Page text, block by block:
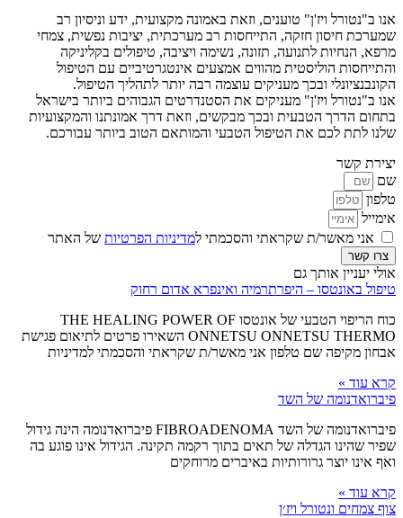
אנו ב"נטורל ויז'ן" טוענים, וזאת באמונה מקצועית, ידע וניסיון רב
שמערכת חיסון חזקה, התייחסות רב מערכתית, יציבות נפשית, צמחי
מרפא, הנחיות לתנועה, תזונה, נשימה ויציבה, טיפולים בקליניקה
והתייחסות הוליסטית מהווים אמצעים אינטגרטיביים עם הטיפול
הקונבנציונלי ובכך מעניקים עוצמה רבה יותר לתהליך הטיפול.
אנו ב"נטורל ויז'ן" מעניקים את הסטנדרטים הגבוהים ביותר בישראל
בתחום הדרך הטבעית ובכך מבקשים, וזאת דרך אמונתנו והמקצועיות
שלנו לתת לכם את הטיפול הטבעי והמותאם הטוב ביותר עבורכם.
יצירת קשר
שם
טלפון
אימייל
אני מאשר/ת שקראתי והסכמתי למדיניות הפרטיות של האתר
צרו קשר
אולי יעניין אותך גם
טיפול באונטסו – היפרתרמיה ואינפרא אדום רחוק
כוח הריפוי הטבעי של אונטסו THE HEALING POWER OF
ONNETSU ONNETSU THERMO השאירו פרטים לתיאום פגישת
אבחון מקיפה שם טלפון אני מאשר/ת שקראתי והסכמתי למדיניות
קרא עוד »
פיברואדנומה של השד
פיברואדנומה של השד FIBROADENOMA פיברואדנומה הינה גידול
שפיר שהינו הגדלה של תאים בתוך רקמה תקינה. הגידול אינו פוגע בה
ואף אינו יוצר גרורותיות באיברים מרוחקים
קרא עוד »
צוף צמחים ונטורל ויז׳ן